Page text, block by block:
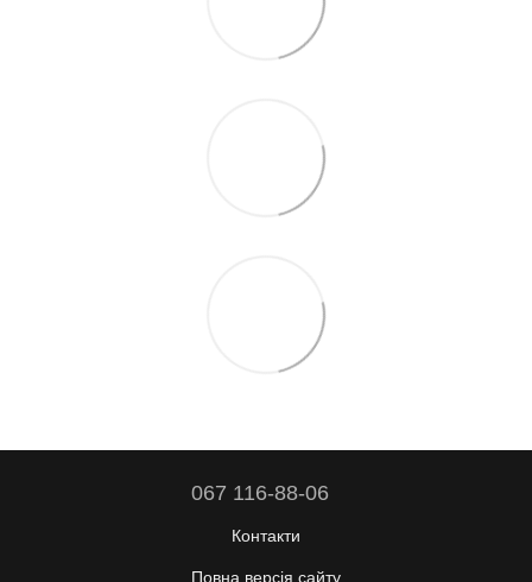
067 116-88-06
Контакти
Повна версія сайту